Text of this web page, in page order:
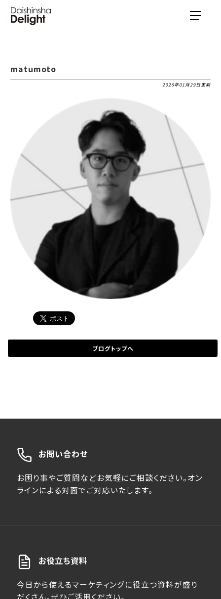
matumoto
2026年01月29日更新
ブログトップへ
お問い合わせ
お困り事やご質問などお気軽にご相談ください。オン
ラインによる対面でご対応いたします。
お役立ち資料
今日から使えるマーケティングに役立つ資料が盛り